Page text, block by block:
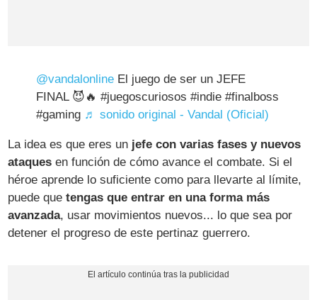
@vandalonline El juego de ser un JEFE
FINAL 😈🔥 #juegoscuriosos #indie #finalboss
#gaming ♬ sonido original - Vandal (Oficial)
La idea es que eres un jefe con varias fases y nuevos
ataques en función de cómo avance el combate. Si el
héroe aprende lo suficiente como para llevarte al límite,
puede quetengas que entrar en una forma más
avanzada, usar movimientos nuevos... lo que sea por
detener el progreso de este pertinaz guerrero.